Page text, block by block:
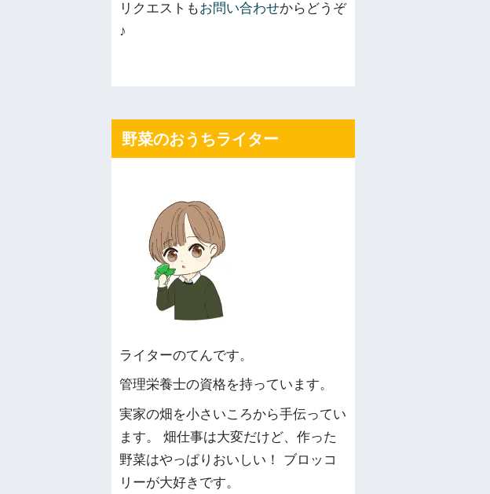
リクエストもお問い合わせからどうぞ
♪
野菜のおうちライター
ライターのてんです。
管理栄養士の資格を持っています。
実家の畑を小さいころから手伝ってい
ます。 畑仕事は大変だけど、作った
野菜はやっぱりおいしい！ ブロッコ
リーが大好きです。